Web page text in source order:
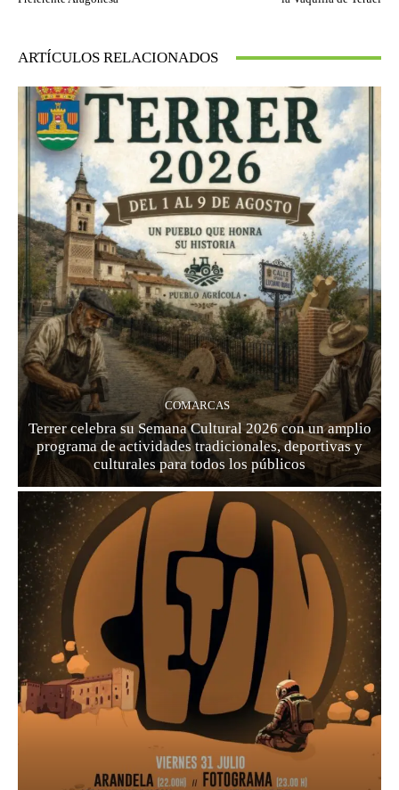
ARTÍCULOS RELACIONADOS
COMARCAS
Terrer celebra su Semana Cultural 2026 con un amplio
programa de actividades tradicionales, deportivas y
culturales para todos los públicos